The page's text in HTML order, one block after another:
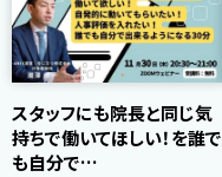
スタッフにも院長と同じ気
持ちで働いてほしい！を誰で
も自分で…